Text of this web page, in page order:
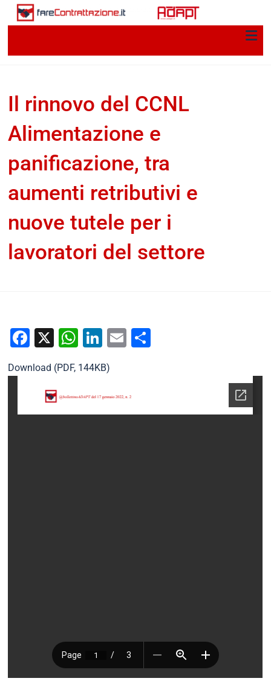
Il rinnovo del CCNL
Alimentazione e
panificazione, tra
aumenti retributivi e
nuove tutele per i
lavoratori del settore
Facebook
X WhatsApp
LinkedIn
Email
Download (PDF, 144KB)